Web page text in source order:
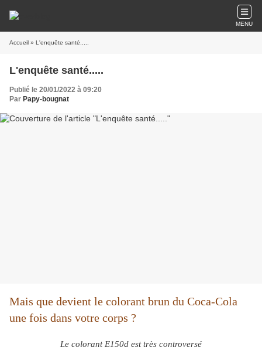
MENU
Accueil » L'enquête santé.....
L'enquête santé.....
Publié le 20/01/2022 à 09:20
Par Papy-bougnat
Mais que devient le colorant brun du Coca-Cola
une fois dans votre corps ?
Le colorant E150d est très controversé